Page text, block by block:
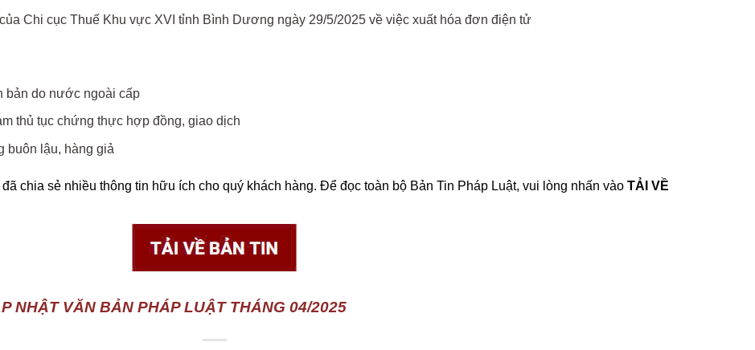
Chi cục Thuế Khu vực XVI tỉnh Bình Dương ngày 29/5/2025 về việc xuất hóa đơn điện tử
bản do nước ngoài cấp
thủ tục chứng thực hợp đồng, giao dịch
buôn lậu, hàng giả
chia sẻ nhiều thông tin hữu ích cho quý khách hàng. Để đọc toàn bộ Bản Tin Pháp Luật, vui lòng nhấn vào TẢI VỀ
NHẬT VĂN BẢN PHÁP LUẬT THÁNG 04/2025